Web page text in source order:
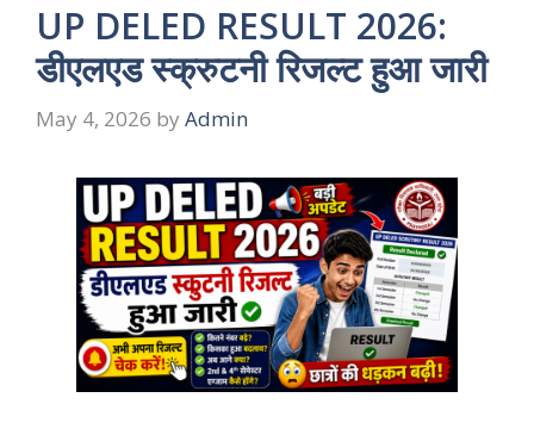
UP DELED RESULT 2026:
डीएलएड स्क्रुटनी रिजल्ट हुआ जारी
May 4, 2026 by Admin